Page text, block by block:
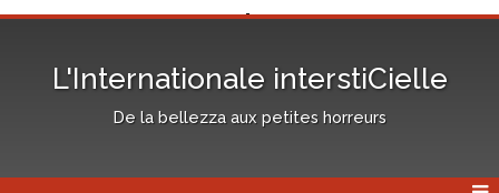
L'Internationale interstiCielle
De la bellezza aux petites horreurs